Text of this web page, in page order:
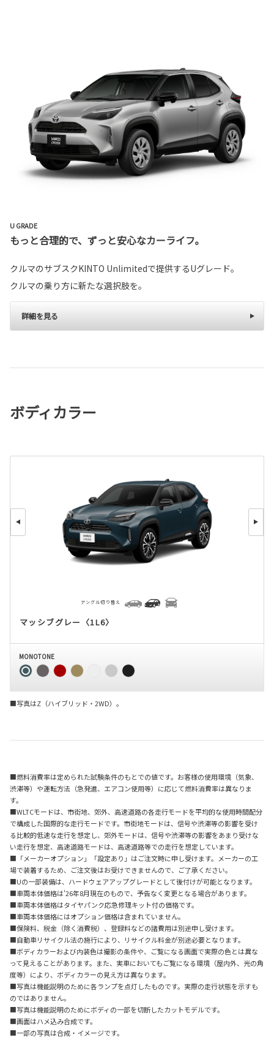
U GRADE
もっと合理的で、ずっと安心なカーライフ。
クルマのサブスクKINTO Unlimitedで提供するUグレード。
クルマの乗り方に新たな選択肢を。
詳細を見る
ボディカラー
マッシブグレー〈1L6〉
アングル切り替え
MONOTONE
■写真はZ（ハイブリッド・2WD）。
■燃料消費率は定められた試験条件のもとでの値です。お客様の使用環境（気象、
渋滞等）や運転方法（急発進、エアコン使用等）に応じて燃料消費率は異なりま
す。
■WLTCモードは、市街地、郊外、高速道路の各走行モードを平均的な使用時間配分
で構成した国際的な走行モードです。市街地モードは、信号や渋滞等の影響を受け
る比較的低速な走行を想定し、郊外モードは、信号や渋滞等の影響をあまり受けな
い走行を想定、高速道路モードは、高速道路等での走行を想定しています。
■「メーカーオプション」「設定あり」はご注文時に申し受けます。メーカーの工
場で装着するため、ご注文後はお受けできませんので、ご了承ください。
■Uの一部装備は、ハードウェアアップグレードとして後付けが可能となります。
■車両本体価格は'26年8月現在のもので、予告なく変更となる場合があります。
■車両本体価格はタイヤパンク応急修理キット付の価格です。
■車両本体価格にはオプション価格は含まれていません。
■保険料、税金（除く消費税）、登録料などの諸費用は別途申し受けます。
■自動車リサイクル法の施行により、リサイクル料金が別途必要となります。
■ボディカラーおよび内装色は撮影の条件や、ご覧になる画面で実際の色とは異な
って見えることがあります。また、実車においてもご覧になる環境（屋内外、光の角
度等）により、ボディカラーの見え方は異なります。
■写真は機能説明のために各ランプを点灯したものです。実際の走行状態を示すも
のではありません。
■写真は機能説明のためにボディの一部を切断したカットモデルです。
■画面はハメ込み合成です。
■一部の写真は合成・イメージです。